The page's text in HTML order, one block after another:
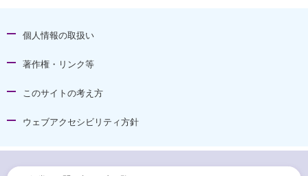
個人情報の取扱い
著作権・リンク等
このサイトの考え方
ウェブアクセシビリティ方針